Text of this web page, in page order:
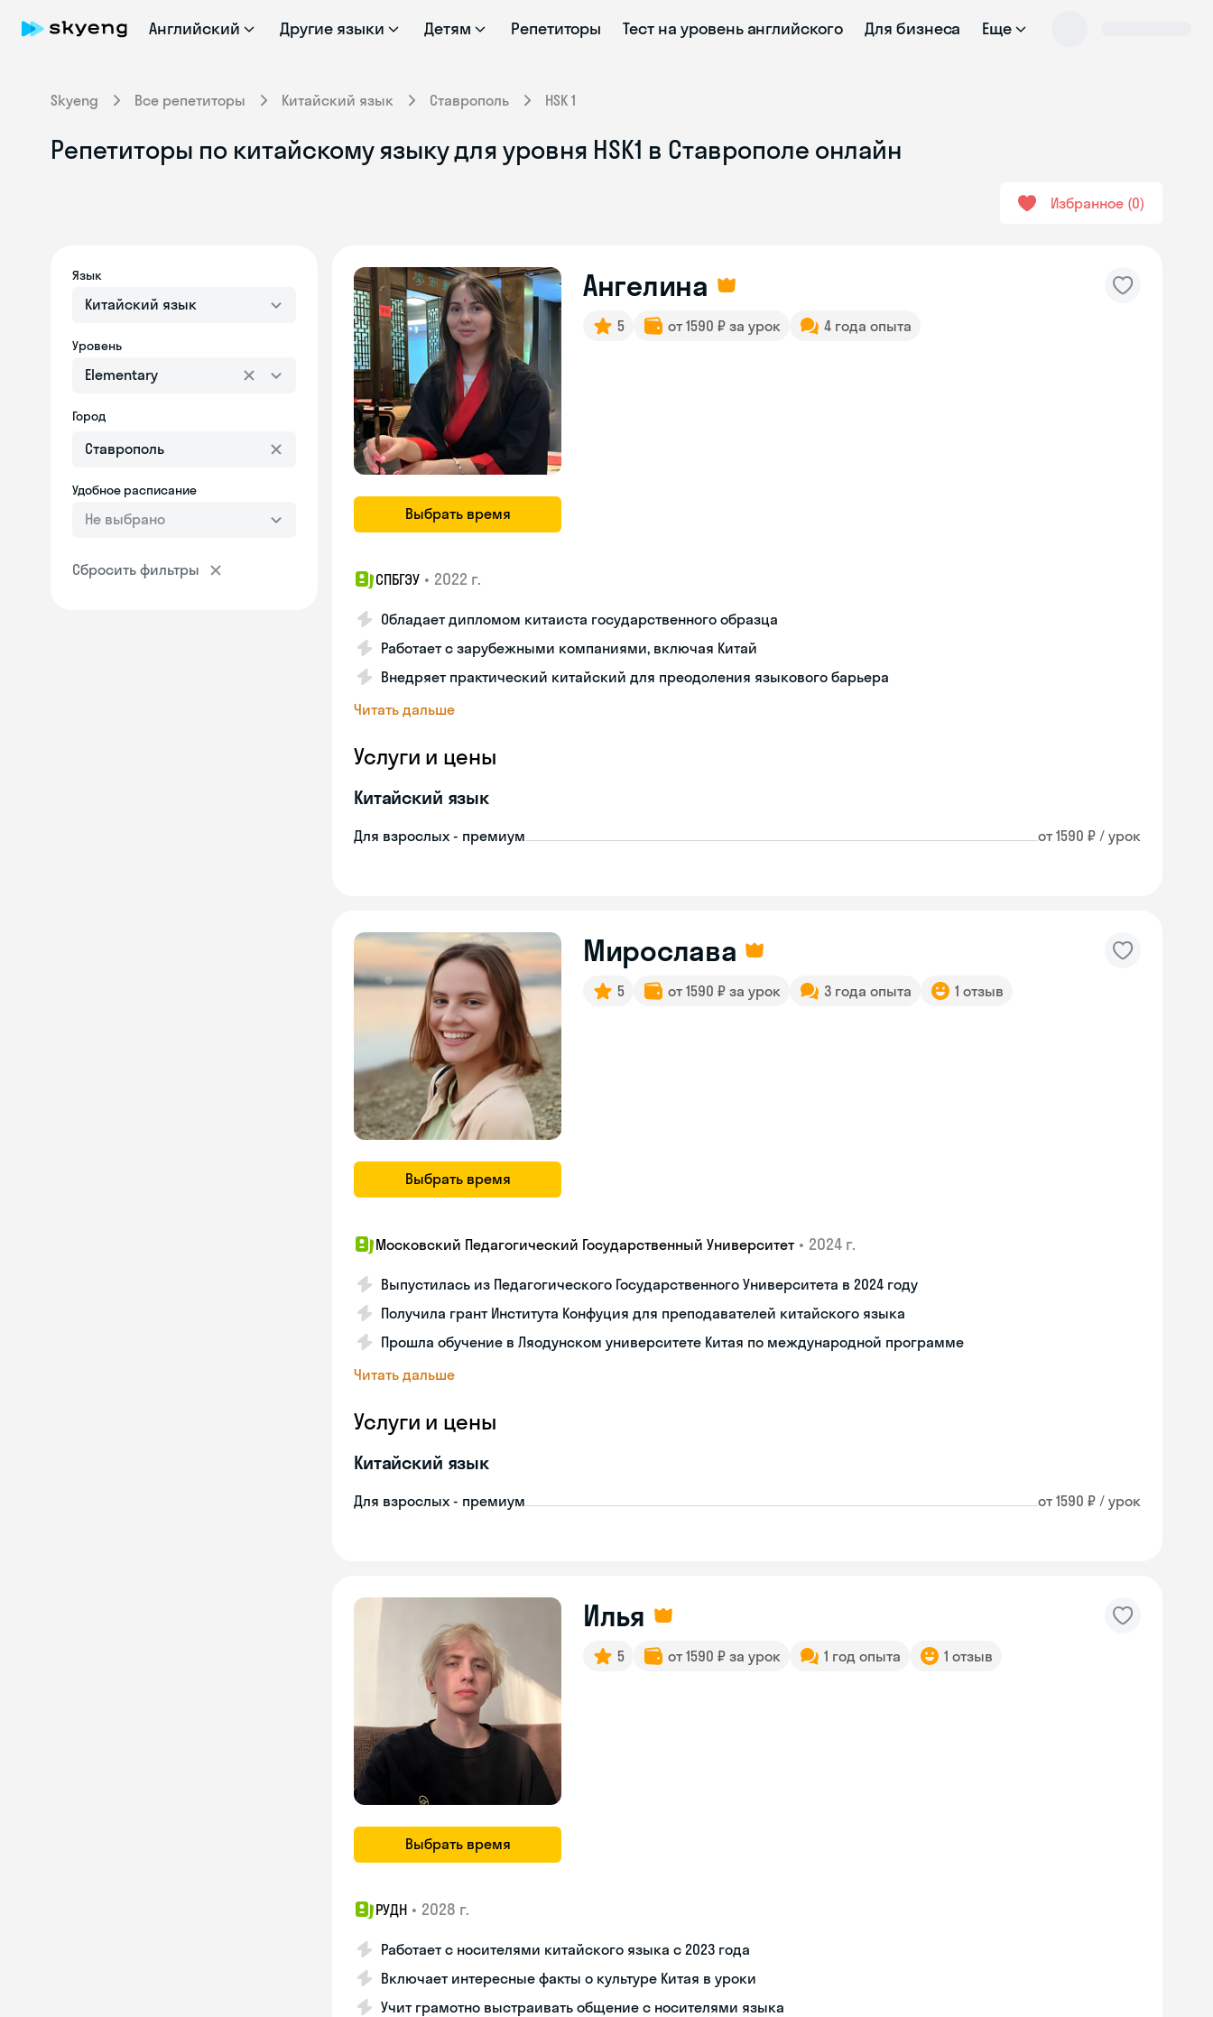
Английский Другие языки Детям Репетиторы Тест на уровень английского Для бизнеса Еще
Skyeng Все репетиторы Китайский язык Ставрополь HSK 1
Репетиторы по китайскому языку для уровня HSK1 в Ставрополе онлайн
Избранное 0
Язык
Китайский язык
Уровень
Elementary
Город
Удобное расписание
Не выбрано
Сбросить фильтры
Выбрать время
Ангелина
5 от 1590 ₽ за урок 4 года опыта
СПБГЭУ • 2022 г.
Обладает дипломом китаиста государственного образца
Работает с зарубежными компаниями, включая Китай
Внедряет практический китайский для преодоления языкового барьера
Читать дальше
Услуги и цены
Китайский язык
Для взрослых - премиум от 1590 ₽ / урок
Выбрать время
Мирослава
5 от 1590 ₽ за урок 3 года опыта 1 отзыв
Московский Педагогический Государственный Университет • 2024 г.
Выпустилась из Педагогического Государственного Университета в 2024 году
Получила грант Института Конфуция для преподавателей китайского языка
Прошла обучение в Ляодунском университете Китая по международной программе
Читать дальше
Услуги и цены
Китайский язык
Для взрослых - премиум от 1590 ₽ / урок
Выбрать время
Илья
5 от 1590 ₽ за урок 1 год опыта 1 отзыв
РУДН • 2028 г.
Работает с носителями китайского языка с 2023 года
Включает интересные факты о культуре Китая в уроки
Учит грамотно выстраивать общение с носителями языка